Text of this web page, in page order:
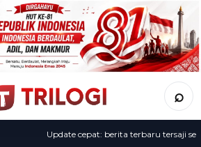
⌕
Update cepat: berita terbaru tersaji